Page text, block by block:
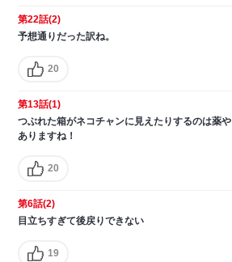
第22話(2)
予想通りだった訳ね。
20
第13話(1)
つぶれた箱がネコチャンに見えたりするのは薬
ありますね！
20
第6話(2)
目立ちすぎて後戻りできない
19